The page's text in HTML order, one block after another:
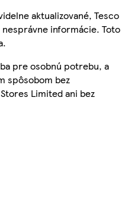
aktualizované, Tesco
informácie. Toto
pre osobnú potrebu, a
spôsobom bez
Limited ani bez